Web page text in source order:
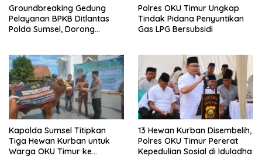
Groundbreaking Gedung
Pelayanan BPKB Ditlantas
Polda Sumsel, Dorong
Polres OKU Timur Ungkap
Tindak Pidana Penyuntikan
Gas LPG Bersubsidi
Kapolda Sumsel Titipkan
Tiga Hewan Kurban untuk
Warga OKU Timur ke
13 Hewan Kurban Disembelih,
Polres OKU Timur Pererat
Kepedulian Sosial di Iduladha